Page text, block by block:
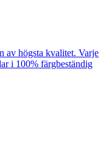
av högsta kvalitet. Varje
i 100% färgbeständig